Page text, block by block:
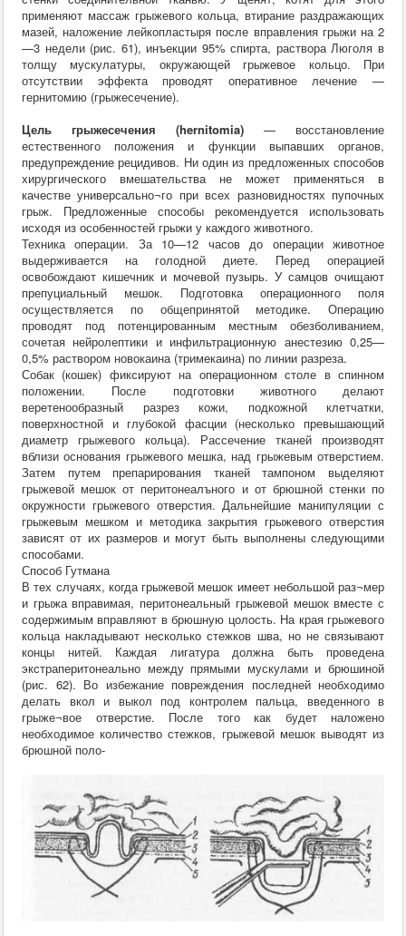
применяют массаж грыжевого кольца, втирание раздражающих
мазей, наложение лейкопластыря после вправления грыжи на 2
—3 недели (рис. 61), инъекции 95% спирта, раствора Люголя в
толщу мускулатуры, окружающей грыжевое кольцо. При
отсутствии эффекта проводят оперативное лечение —
гернитомию (грыжесечение).
Цель грыжесечения (hernitomia) — восстановление
естественного положения и функции выпавших органов,
предупреждение рецидивов. Ни один из предложенных способов
хирургического вмешательства не может применяться в
качестве универсально¬го при всех разновидностях пупочных
грыж. Предложенные способы рекомендуется использовать
исходя из особенностей грыжи у каждого животного.
Техника операции. За 10—12 часов до операции животное
выдерживается на голодной диете. Перед операцией
освобождают кишечник и мочевой пузырь. У самцов очищают
препуциальный мешок. Подготовка операционного поля
осуществляется по общепринятой методике. Операцию
проводят под потенцированным местным обезболиванием,
сочетая нейролептики и инфильтрационную анестезию 0,25—
0,5% раствором новокаина (тримекаина) по линии разреза.
Собак (кошек) фиксируют на операционном столе в спинном
положении. После подготовки животного делают
веретенообразный разрез кожи, подкожной клетчатки,
поверхностной и глубокой фасции (несколько превышающий
диаметр грыжевого кольца). Рассечение тканей производят
вблизи основания грыжевого мешка, над грыжевым отверстием.
Затем путем препарирования тканей тампоном выделяют
грыжевой мешок от перитонеалъного и от брюшной стенки по
окружности грыжевого отверстия. Дальнейшие манипуляции с
грыжевым мешком и методика закрытия грыжевого отверстия
зависят от их размеров и могут быть выполнены следующими
способами.
Способ Гутмана
В тех случаях, когда грыжевой мешок имеет небольшой раз¬мер
и грыжа вправимая, перитонеальный грыжевой мешок вместе с
содержимым вправляют в брюшную цолость. На края грыжевого
кольца накладывают несколько стежков шва, но не связывают
концы нитей. Каждая лигатура должна быть проведена
экстраперитонеально между прямыми мускулами и брюшиной
(рис. 62). Во избежание повреждения последней необходимо
делать вкол и выкол под контролем пальца, введенного в
грыже¬вое отверстие. После того как будет наложено
необходимое количество стежков, грыжевой мешок выводят из
брюшной поло-